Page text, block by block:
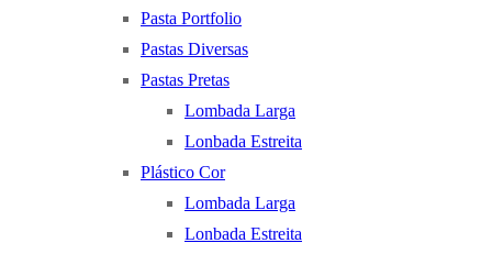
Pasta Portfolio
Pastas Diversas
Pastas Pretas
Lombada Larga
Lonbada Estreita
Plástico Cor
Lombada Larga
Lonbada Estreita